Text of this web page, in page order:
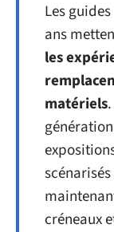
Les
ans
les
matériels
créneaux